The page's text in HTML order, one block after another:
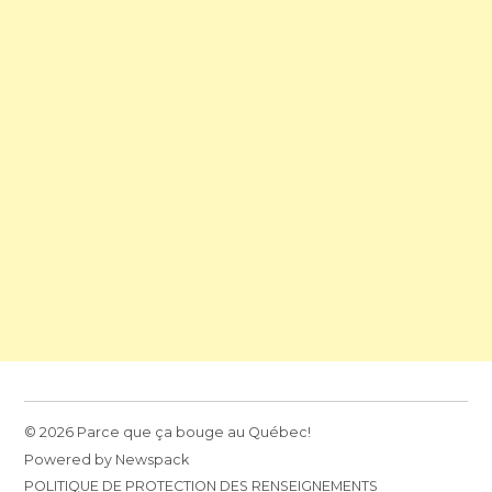
© 2026 Parce que ça bouge au Québec!
Powered by Newspack
POLITIQUE DE PROTECTION DES RENSEIGNEMENTS